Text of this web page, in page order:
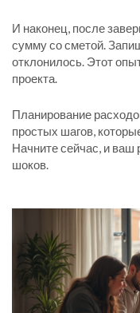
И наконец, после
сумму со сметой.
отклонилось. Этот
проекта.
Планирование
простых шагов,
Начните сейчас, и
шоков.